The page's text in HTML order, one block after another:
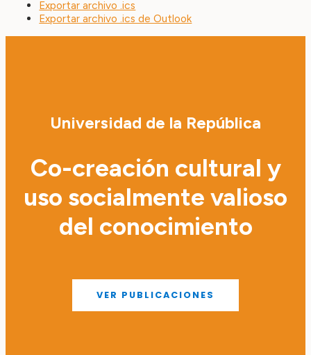
Exportar archivo .ics
Exportar archivo .ics de Outlook
Universidad de la República
Co-creación cultural y
uso socialmente valioso
del conocimiento
VER PUBLICACIONES